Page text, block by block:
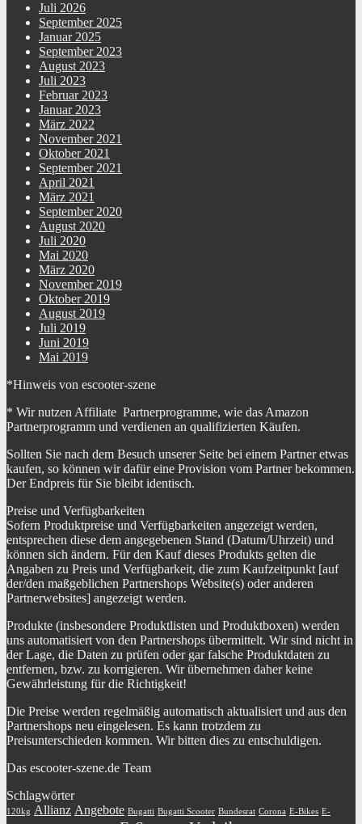
Juli 2026
September 2025
Januar 2025
September 2023
August 2023
Juli 2023
Februar 2023
Januar 2023
März 2022
November 2021
Oktober 2021
September 2021
April 2021
März 2021
September 2020
August 2020
Juli 2020
Mai 2020
März 2020
November 2019
Oktober 2019
August 2019
Juli 2019
Juni 2019
Mai 2019
*Hinweis von escooter-szene
* Wir nutzen Affiliate Partnerprogramme, wie das Amazon
Partnerprogramm und verdienen an qualifizierten Käufen.
Sollten Sie nach dem Besuch unserer Seite bei einem Partner etwas
kaufen, so können wir dafür eine Provision vom Partner bekommen.
Der Endpreis für Sie bleibt identisch.
Preise und Verfügbarkeiten
Sofern Produktpreise und Verfügbarkeiten angezeigt werden,
entsprechen diese dem angegebenen Stand (Datum/Uhrzeit) und
können sich ändern. Für den Kauf dieses Produkts gelten die
Angaben zu Preis und Verfügbarkeit, die zum Kaufzeitpunkt [auf
der/den maßgeblichen Partnershops Website(s) oder anderen
Partnerwebsites] angezeigt werden.
Produkte (insbesondere Produktlisten und Produktboxen) werden
uns automatisiert von den Partnershops übermittelt. Wir sind nicht in
der Lage, die Daten zu prüfen oder gar falsche Produktdaten zu
entfernen, bzw. zu korrigieren. Wir übernehmen daher keine
Gewährleistung für die Richtigkeit!
Die Preise werden regelmäßig automatisch aktualisiert und aus den
Partnershops neu eingelesen. Es kann trotzdem zu
Preisunterschieden kommen. Wir bitten dies zu entschuldigen.
Das escooter-szene.de Team
Schlagwörter
120kg Allianz Angebote Bugatti Bugatti Scooter Bundesrat Corona E-Bikes E-